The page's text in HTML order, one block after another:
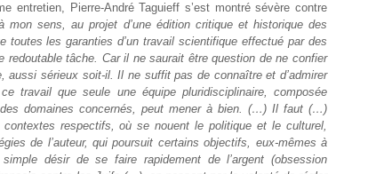
entretien, Pierre-André Taguieff s’est montré sévère contre
mon sens, au projet d’une édition critique et historique des
les garanties d’un travail scientifique effectué par des
tâche. Car il ne saurait être question de ne confier
aussi sérieux soit-il. Il ne suffit pas de connaître et d’admirer
travail que seule une équipe pluridisciplinaire, composée
des domaines concernés, peut mener à bien. (…) Il faut (…)
respectifs, où se nouent le politique et le culturel,
de l’auteur, qui poursuit certains objectifs, eux-mêmes à
désir de se faire rapidement de l’argent (obsession